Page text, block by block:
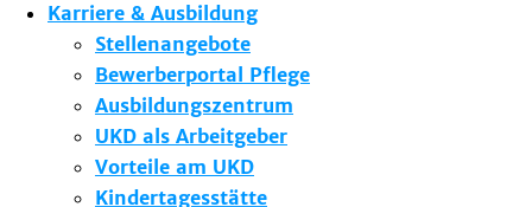
Karriere & Ausbildung
Stellenangebote
Bewerberportal Pflege
Ausbildungszentrum
UKD als Arbeitgeber
Vorteile am UKD
Kindertagesstätte